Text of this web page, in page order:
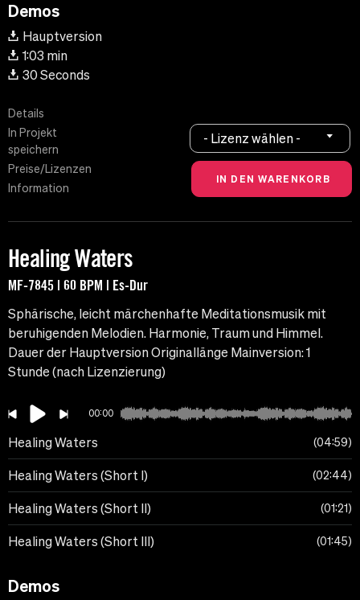
Demos
Hauptversion
1:03 min
30 Seconds
Details
In Projekt
speichern
Preise/Lizenzen
Information
- Lizenz wählen -
Healing Waters
MF-7845 | 60 BPM | Es-Dur
Sphärische, leicht märchenhafte Meditationsmusik mit
beruhigenden Melodien. Harmonie, Traum und Himmel.
Dauer der Hauptversion Originallänge Mainversion: 1
Stunde (nach Lizenzierung)
00:00
Healing Waters 04:59
Healing Waters (Short I) 02:44
Healing Waters (Short II) 01:21
Healing Waters (Short III) 01:45
Demos